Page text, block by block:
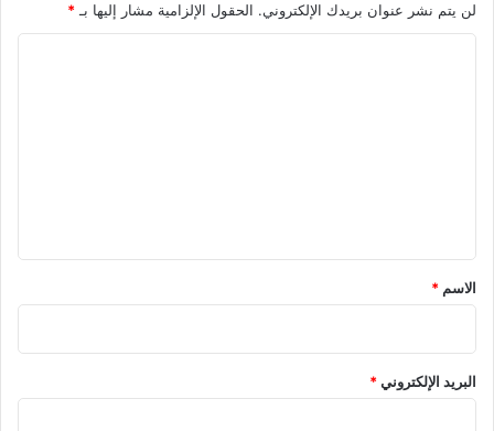
لن يتم نشر عنوان بريدك الإلكتروني. الحقول الإلزامية مشار إليها بـ*
*
الاسم *
البريد الإلكتروني*